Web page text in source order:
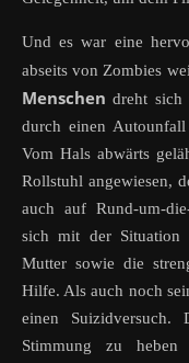
Und es war eine
abseits von Zombies
Menschen dreht sich
durch einen
Vom Hals abwärts
Rollstuhl angewiesen,
auch auf Rund-um-
sich mit der Situation
Mutter sowie die
Hilfe. Als auch noch
einen
Stimmung zu